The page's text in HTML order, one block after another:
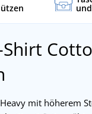
mit höherem